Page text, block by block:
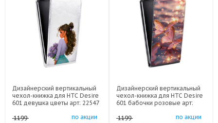
Дизайнерский вертикальный
чехол-книжка для HTC Desire
601 девушка цветы арт: 22547
1199 по акции
Дизайнерский вертикальный
чехол-книжка для HTC Desire
601 бабочки розовые арт:
1199
по акции